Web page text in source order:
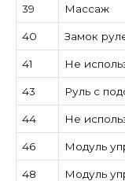
39 Массаж
40 Замок
41 Не
43 Руль с
44 Не
46 Модуль
48 Модуль